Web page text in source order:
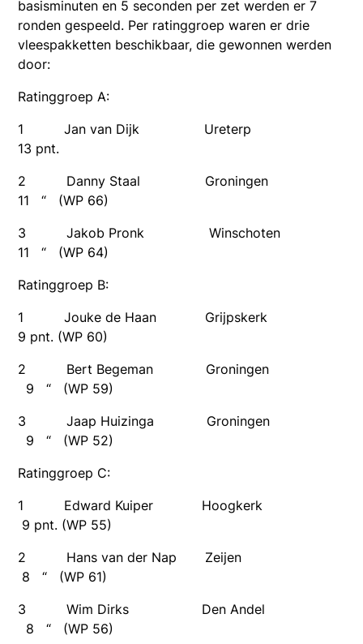
basisminuten en 5 seconden per zet werden er 7
ronden gespeeld. Per ratinggroep waren er drie
vleespakketten beschikbaar, die gewonnen werden
door:
Ratinggroep A:
1 Jan van Dijk Ureterp
13 pnt.
2 Danny Staal Groningen
11 “ (WP 66)
3 Jakob Pronk Winschoten
11 “ (WP 64)
Ratinggroep B:
1 Jouke de Haan Grijpskerk
9 pnt. (WP 60)
2 Bert Begeman Groningen
9 “ (WP 59)
3 Jaap Huizinga Groningen
9 “ (WP 52)
Ratinggroep C:
1 Edward Kuiper Hoogkerk
9 pnt. (WP 55)
2 Hans van der Nap Zeijen
8 “ (WP 61)
3 Wim Dirks Den Andel
8 “ (WP 56)